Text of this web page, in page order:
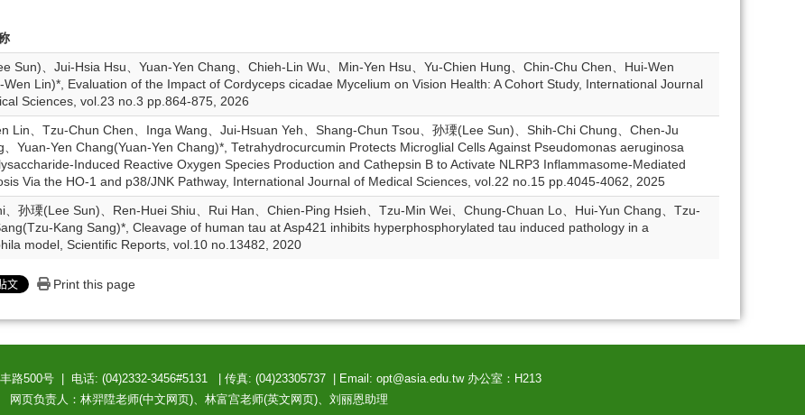
Sun)、Jui-Hsia Hsu、Yuan-Yen Chang、Chieh-Lin Wu、Min-Yen Hsu、Yu-Chien Hung、Chin-Chu Chen、Hui-Wen
Wen Lin)*, Evaluation of the Impact of Cordyceps cicadae Mycelium on Vision Health: A Cohort Study, International Journal
Sciences, vol.23 no.3 pp.864-875, 2026
Lin、Tzu-Chun Chen、Inga Wang、Jui-Hsuan Yeh、Shang-Chun Tsou、孙瑮(Lee Sun)、Shih-Chi Chung、Chen-Ju
、Yuan-Yen Chang(Yuan-Yen Chang)*, Tetrahydrocurcumin Protects Microglial Cells Against Pseudomonas aeruginosa
Induced Reactive Oxygen Species Production and Cathepsin B to Activate NLRP3 Inflammasome-Mediated
Via the HO-1 and p38/JNK Pathway, International Journal of Medical Sciences, vol.22 no.15 pp.4045-4062, 2025
、孙瑮(Lee Sun)、Ren-Huei Shiu、Rui Han、Chien-Ping Hsieh、Tzu-Min Wei、Chung-Chuan Lo、Hui-Yun Chang、Tzu-
Kang Sang)*, Cleavage of human tau at Asp421 inhibits hyperphosphorylated tau induced pathology in a
model, Scientific Reports, vol.10 no.13482, 2020
Print this page
路500号 | 电话: (04)2332-3456#5131 | 传真: (04)23305737 | Email: opt@asia.edu.tw 办公室：H213
网页负责人：林羿陞老师(中文网页)、林富宫老师(英文网页)、刘丽恩助理